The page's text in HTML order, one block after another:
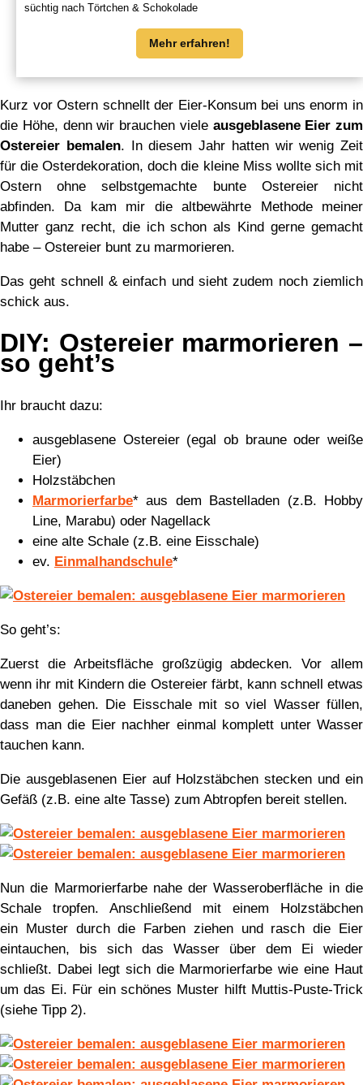
süchtig nach Törtchen & Schokolade
Mehr erfahren!
Kurz vor Ostern schnellt der Eier-Konsum bei uns enorm in
die Höhe, denn wir brauchen viele ausgeblasene Eier zum
Ostereier bemalen. In diesem Jahr hatten wir wenig Zeit
für die Osterdekoration, doch die kleine Miss wollte sich mit
Ostern ohne selbstgemachte bunte Ostereier nicht
abfinden. Da kam mir die altbewährte Methode meiner
Mutter ganz recht, die ich schon als Kind gerne gemacht
habe – Ostereier bunt zu marmorieren.
Das geht schnell & einfach und sieht zudem noch ziemlich
schick aus.
DIY: Ostereier marmorieren –
so geht’s
Ihr braucht dazu:
ausgeblasene Ostereier (egal ob braune oder weiße
Eier)
Holzstäbchen
Marmorierfarbe* aus dem Bastelladen (z.B. Hobby
Line, Marabu) oder Nagellack
eine alte Schale (z.B. eine Eisschale)
ev. Einmalhandschule*
So geht’s:
Zuerst die Arbeitsfläche großzügig abdecken. Vor allem
wenn ihr mit Kindern die Ostereier färbt, kann schnell etwas
daneben gehen. Die Eisschale mit so viel Wasser füllen,
dass man die Eier nachher einmal komplett unter Wasser
tauchen kann.
Die ausgeblasenen Eier auf Holzstäbchen stecken und ein
Gefäß (z.B. eine alte Tasse) zum Abtropfen bereit stellen.
Nun die Marmorierfarbe nahe der Wasseroberfläche in die
Schale tropfen. Anschließend mit einem Holzstäbchen
ein Muster durch die Farben ziehen und rasch die Eier
eintauchen, bis sich das Wasser über dem Ei wieder
schließt. Dabei legt sich die Marmorierfarbe wie eine Haut
um das Ei. Für ein schönes Muster hilft Muttis-Puste-Trick
(siehe Tipp 2).